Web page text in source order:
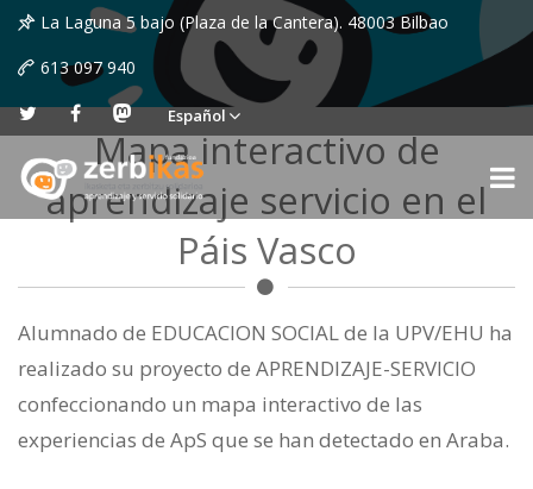
La Laguna 5 bajo (Plaza de la Cantera). 48003 Bilbao
613 097 940
Español
Mapa interactivo de
aprendizaje servicio en el
Páis Vasco
Alumnado de EDUCACION SOCIAL de la UPV/EHU ha
realizado su proyecto de APRENDIZAJE-SERVICIO
confeccionando un mapa interactivo de las
experiencias de ApS que se han detectado en Araba.